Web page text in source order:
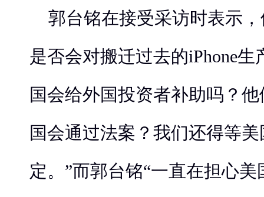
郭台铭在接受采访时表示
是否会对搬迁过去的iPhone生
国会给外国投资者补助吗？
国会通过法案？我们还得等
定。”而郭台铭“一直在担心